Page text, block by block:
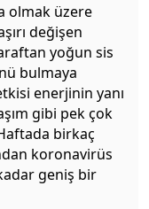
olmak üzere
değişen
yoğun sis
bulmaya
enerjinin yanı
gibi pek çok
birkaç
koronavirüs
geniş bir